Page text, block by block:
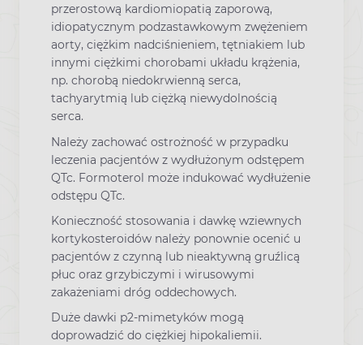
przerostową kardiomiopatią zaporową,
idiopatycznym podzastawkowym zwężeniem
aorty, ciężkim nadciśnieniem, tętniakiem lub
innymi ciężkimi chorobami układu krążenia,
np. chorobą niedokrwienną serca,
tachyarytmią lub ciężką niewydolnością
serca.
Należy zachować ostrożność w przypadku
leczenia pacjentów z wydłużonym odstępem
QTc. Formoterol może indukować wydłużenie
odstępu QTc.
Konieczność stosowania i dawkę wziewnych
kortykosteroidów należy ponownie ocenić u
pacjentów z czynną lub nieaktywną gruźlicą
płuc oraz grzybiczymi i wirusowymi
zakażeniami dróg oddechowych.
Duże dawki p2-mimetyków mogą
doprowadzić do ciężkiej hipokaliemii.